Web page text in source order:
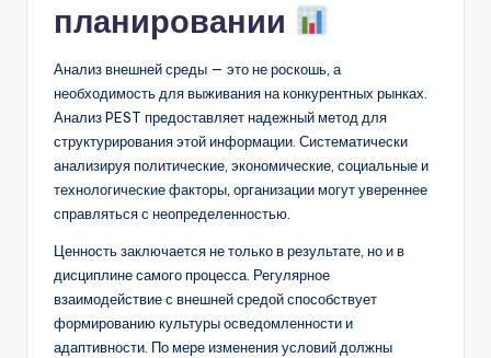
планировании
Анализ внешней среды — это не роскошь, а
необходимость для выживания на конкурентных рынках.
Анализ PEST предоставляет надежный метод для
структурирования этой информации. Систематически
анализируя политические, экономические, социальные и
технологические факторы, организации могут увереннее
справляться с неопределенностью.
Ценность заключается не только в результате, но и в
дисциплине самого процесса. Регулярное
взаимодействие с внешней средой способствует
формированию культуры осведомленности и
адаптивности. По мере изменения условий должны